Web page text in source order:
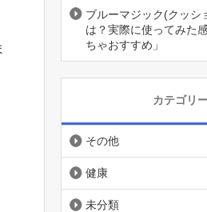
ブルーマジック(クッシ
は？実際に使ってみた
ちゃおすすめ」
カテゴリ
その他
健康
未分類